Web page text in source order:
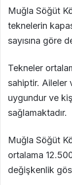
Muğla Söğüt
teknelerin
sayısına göre
Tekneler
sahiptir. Aileler
uygundur ve
sağlamaktadır.
Muğla Söğüt
ortalama
değişkenlik